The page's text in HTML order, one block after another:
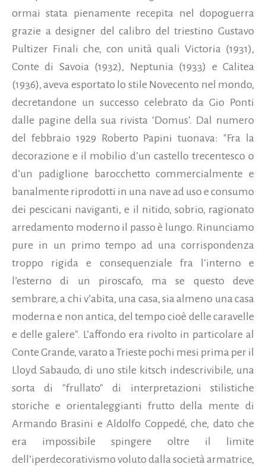
ormai stata pienamente recepita nel dopoguerra
grazie a designer del calibro del triestino Gustavo
Pultizer Finali che, con unità quali Victoria (1931),
Conte di Savoia (1932), Neptunia (1933) e Calitea
(1936), aveva esportato lo stile Novecento nel mondo,
decretandone un successo celebrato da Gio Ponti
dalle pagine della sua rivista ‘Domus’. Dal numero
del febbraio 1929 Roberto Papini tuonava: "Fra la
decorazione e il mobilio d’un castello trecentesco o
d’un padiglione barocchetto commercialmente e
banalmente riprodotti in una nave ad uso e consumo
dei pescicani naviganti, e il nitido, sobrio, ragionato
arredamento moderno il passo è lungo. Rinunciamo
pure in un primo tempo ad una corrispondenza
troppo rigida e consequenziale fra l’interno e
l’esterno di un piroscafo, ma se questo deve
sembrare, a chi v’abita, una casa, sia almeno una casa
moderna e non antica, del tempo cioè delle caravelle
e delle galere". L’affondo era rivolto in particolare al
Conte Grande, varato a Trieste pochi mesi prima per il
Lloyd Sabaudo, di uno stile kitsch indescrivibile, una
sorta di "frullato" di interpretazioni stilistiche
storiche e orientaleggianti frutto della mente di
Armando Brasini e Aldolfo Coppedé, che, dato che
era impossibile spingere oltre il limite
dell’iperdecorativismo voluto dalla società armatrice,